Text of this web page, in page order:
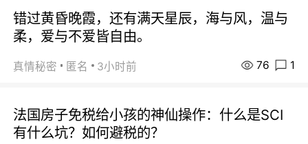
错过黄昏晚霞，还有满天星辰，海与风，温与
柔，爱与不爱皆自由。
真情秘密 匿名 3小时前 76 1
法国房子免税给小孩的神仙操作：什么是SCI
有什么坑？如何避税的？